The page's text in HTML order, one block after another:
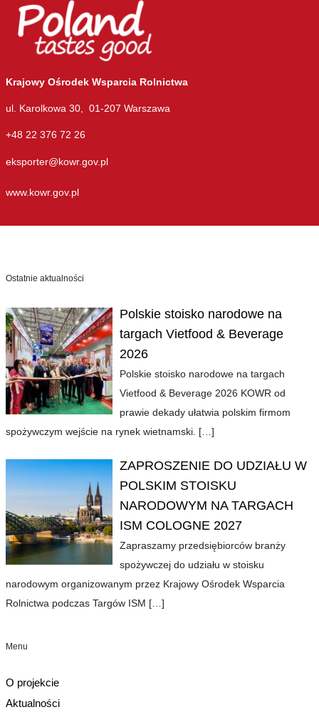
Krajowy Ośrodek Wsparcia Rolnictwa
ul. Karolkowa 30, 01-207 Warszawa
+48 22 376 72 26
eksporter@kowr.gov.pl
www.kowr.gov.pl
Ostatnie aktualności
Polskie stoisko narodowe na
targach Vietfood & Beverage
2026
Polskie stoisko narodowe na targach
Vietfood & Beverage 2026 KOWR od
prawie dekady ułatwia polskim firmom
spożywczym wejście na rynek wietnamski. […]
ZAPROSZENIE DO UDZIAŁU W
POLSKIM STOISKU
NARODOWYM NA TARGACH
ISM COLOGNE 2027
Zapraszamy przedsiębiorców branży
spożywczej do udziału w stoisku
narodowym organizowanym przez Krajowy Ośrodek Wsparcia
Rolnictwa podczas Targów ISM […]
Menu
O projekcie
Aktualności